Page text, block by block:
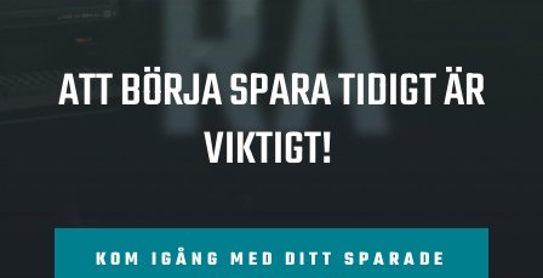
ATT BÖRJA SPARA TIDIGT ÄR
VIKTIGT!
KOM IGÅNG MED DITT SPARADE